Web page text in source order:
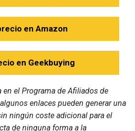
en Amazon
en Geekbuying
en el Programa de Afiliados de
enlaces pueden generar una
ningún coste adicional para el
de ninguna forma a la